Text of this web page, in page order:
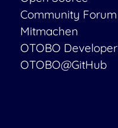
Community Forum
Mitmachen
OTOBO Developer
OTOBO@GitHub